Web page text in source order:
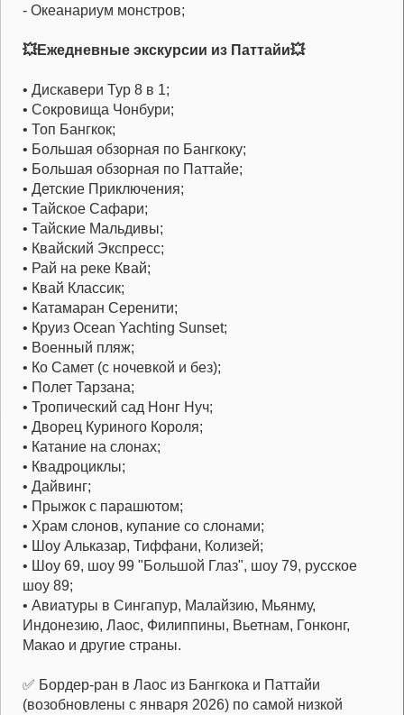
- Океанариум монстров;
💥Ежедневные экскурсии из Паттайи💥
• Дискавери Тур 8 в 1;
• Сокровища Чонбури;
• Топ Бангкок;
• Большая обзорная по Бангкоку;
• Большая обзорная по Паттайе;
• Детские Приключения;
• Тайское Сафари;
• Тайские Мальдивы;
• Квайский Экспресс;
• Рай на реке Квай;
• Квай Классик;
• Катамаран Серенити;
• Круиз Ocean Yachting Sunset;
• Военный пляж;
• Ко Самет (с ночевкой и без);
• Полет Тарзана;
• Тропический сад Нонг Нуч;
• Дворец Куриного Короля;
• Катание на слонах;
• Квадроциклы;
• Дайвинг;
• Прыжок с парашютом;
• Храм слонов, купание со слонами;
• Шоу Альказар, Тиффани, Колизей;
• Шоу 69, шоу 99 "Большой Глаз", шоу 79, русское
шоу 89;
• Авиатуры в Сингапур, Малайзию, Мьянму,
Индонезию, Лаос, Филиппины, Вьетнам, Гонконг,
Макао и другие страны.
✅ Бордер-ран в Лаос из Бангкока и Паттайи
(возобновлены с января 2026) по самой низкой